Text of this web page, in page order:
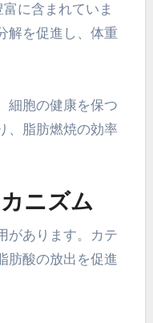
富に含まれていま
解を促進し、体重
細胞の健康を保つ
、脂肪燃焼の効率
ニズム
があります。カテ
肪酸の放出を促進